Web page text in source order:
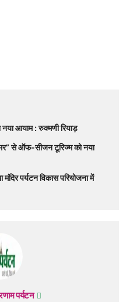
नया आयाम : रुक्मणी रियाड़
से ऑफ-सीजन टूरिज्म को नया
पर्यटन विकास परियोजना में
पर्यटन